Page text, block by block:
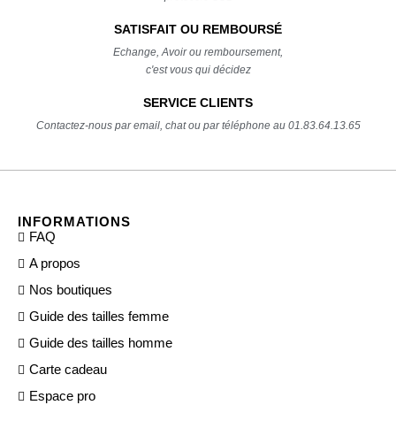
SATISFAIT OU REMBOURSÉ
Echange, Avoir ou remboursement,
c'est vous qui décidez
SERVICE CLIENTS
Contactez-nous par email, chat ou par téléphone au 01.83.64.13.65
INFORMATIONS
FAQ
A propos
Nos boutiques
Guide des tailles femme
Guide des tailles homme
Carte cadeau
Espace pro